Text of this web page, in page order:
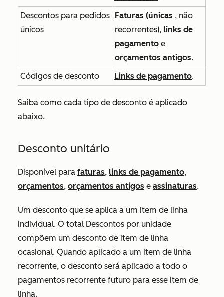
Descontos para pedidos
únicos
Faturas (únicas , não
recorrentes), links de
pagamento e
orçamentos antigos.
Códigos de desconto
Links de pagamento.
Saiba como cada tipo de desconto é aplicado
abaixo.
Desconto unitário
Disponível para faturas, links de pagamento,
orçamentos, orçamentos antigos e assinaturas.
Um desconto que se aplica a um item de linha
individual. O total Descontos por unidade
compõem um desconto de item de linha
ocasional. Quando aplicado a um item de linha
recorrente, o desconto será aplicado a todo o
pagamentos recorrente futuro para esse item de
linha.